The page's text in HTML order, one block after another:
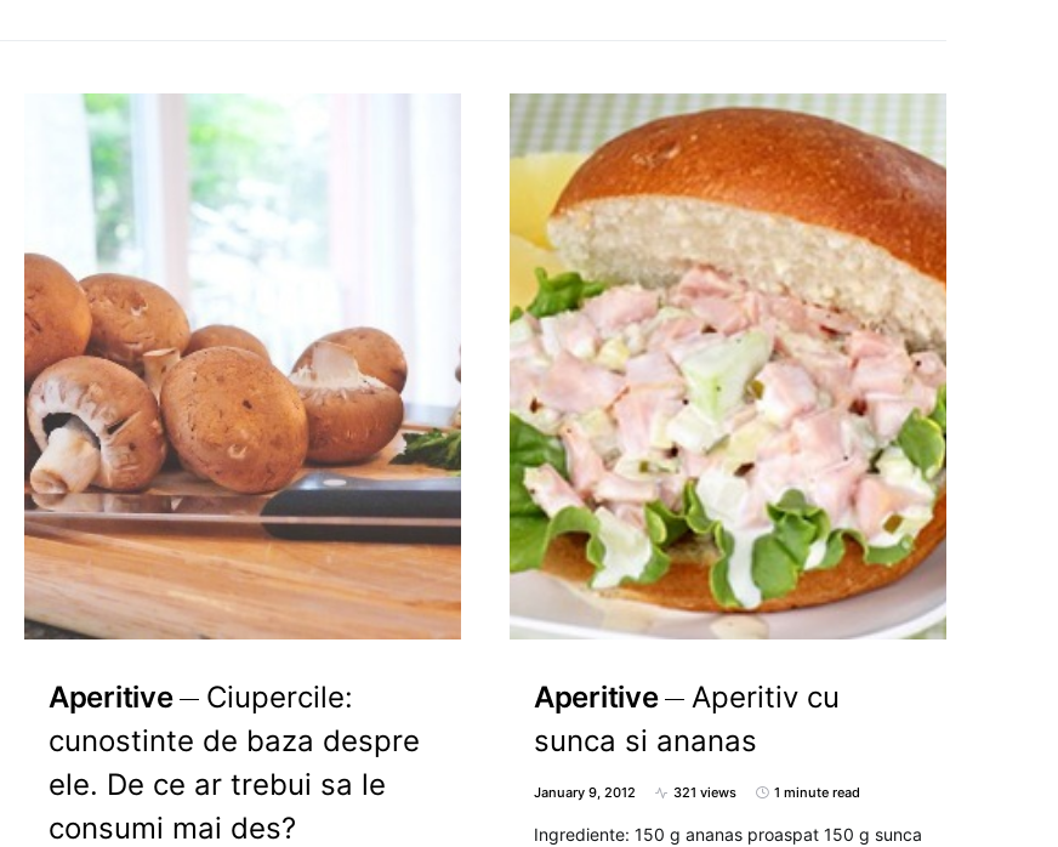
Aperitive
Ciupercile:
cunostinte de baza despre
ele. De ce ar trebui sa le
consumi mai des?
Aperitive
Aperitiv cu
sunca si ananas
January 9, 2012 321 views 1 minute read
Ingrediente: 150 g ananas proaspat 150 g sunca